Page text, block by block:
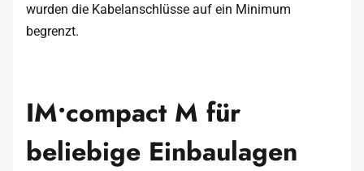
wurden die Kabelanschlüsse auf ein Minimum
begrenzt.
IM•compact M​ für
beliebige Einbaulagen